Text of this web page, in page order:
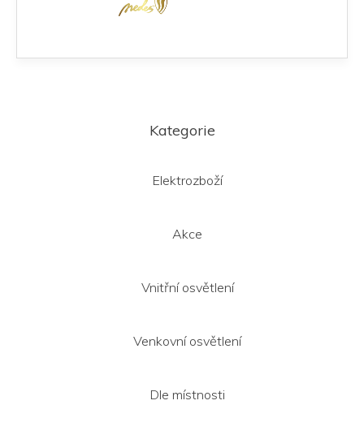
Kategorie
Elektrozboží
Akce
Vnitřní osvětlení
Venkovní osvětlení
Dle místnosti